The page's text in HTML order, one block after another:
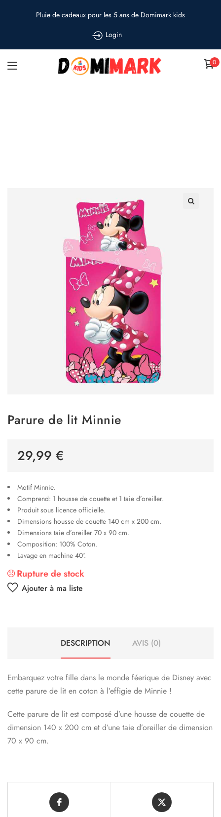
Login
Pluie de cadeaux pour les 5 ans de Domimark kids
0
Parure de lit Minnie
29,99 €
Motif Minnie.
Comprend: 1 housse de couette et 1 taie d’oreiller.
Produit sous licence officielle.
Dimensions housse de couette 140 cm x 200 cm.
Dimensions taie d’oreiller 70 x 90 cm.
Composition: 100% Coton.
Lavage en machine 40°.
Rupture de stock
Ajouter à ma liste
DESCRIPTION AVIS (0)
Embarquez votre fille dans le monde féerique de Disney avec
cette parure de lit en coton à l’effigie de Minnie !
Cette parure de lit est composé d’une housse de couette de
dimension 140 x 200 cm et d’une taie d’oreiller de dimension
70 x 90 cm.